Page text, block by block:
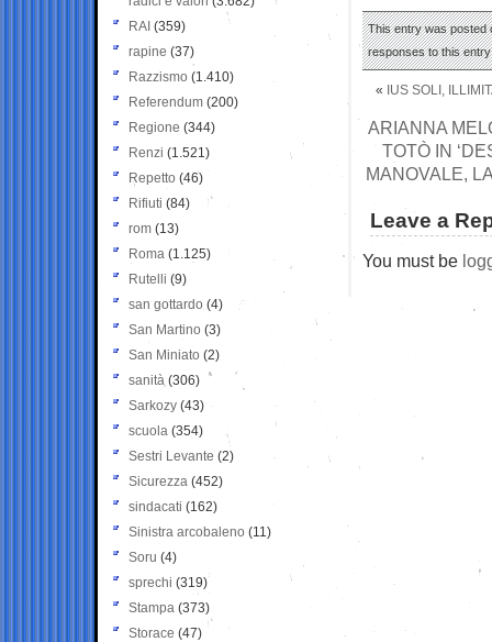
This entry was posted
responses to this
« IUS SOLI,
ARIANNA
TOTÒ IN
MANOVALE,
Leave a
You must be
RAI (359)
rapine (37)
Razzismo (1.410)
Referendum (200)
Regione (344)
Renzi (1.521)
Repetto (46)
Rifiuti (84)
rom (13)
Roma (1.125)
Rutelli (9)
san gottardo (4)
San Martino (3)
San Miniato (2)
sanità (306)
Sarkozy (43)
scuola (354)
Sestri Levante (2)
Sicurezza (452)
sindacati (162)
Sinistra arcobaleno (11)
Soru (4)
sprechi (319)
Stampa (373)
Storace (47)